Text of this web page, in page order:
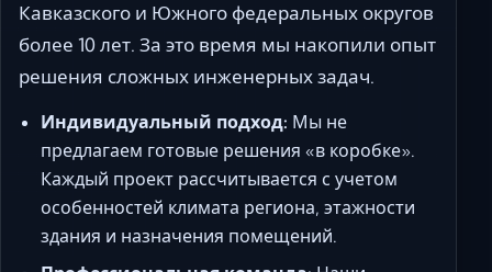
Кавказского и Южного федеральных округов
более 10 лет. За это время мы накопили опыт
решения сложных инженерных задач.
Индивидуальный подход: Мы не
предлагаем готовые решения «в коробке».
Каждый проект рассчитывается с учетом
особенностей климата региона, этажности
здания и назначения помещений.